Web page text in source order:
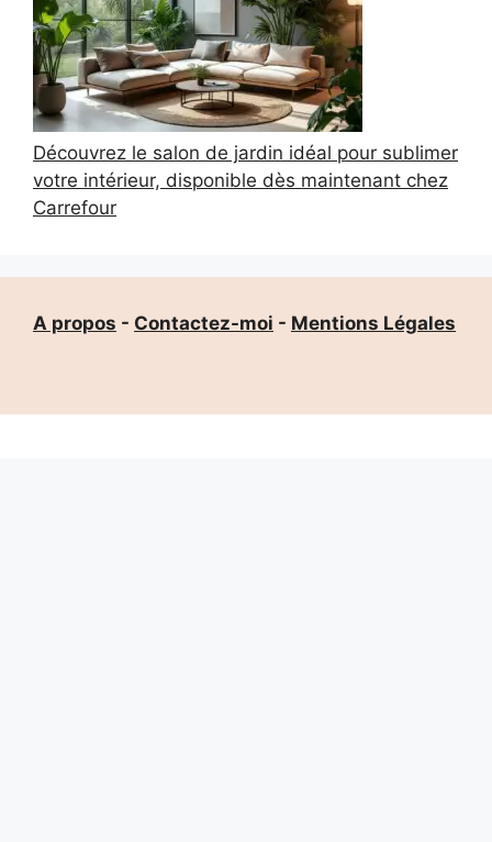
Découvrez le salon de jardin idéal pour sublimer
votre intérieur, disponible dès maintenant chez
Carrefour
A propos - Contactez-moi - Mentions Légales